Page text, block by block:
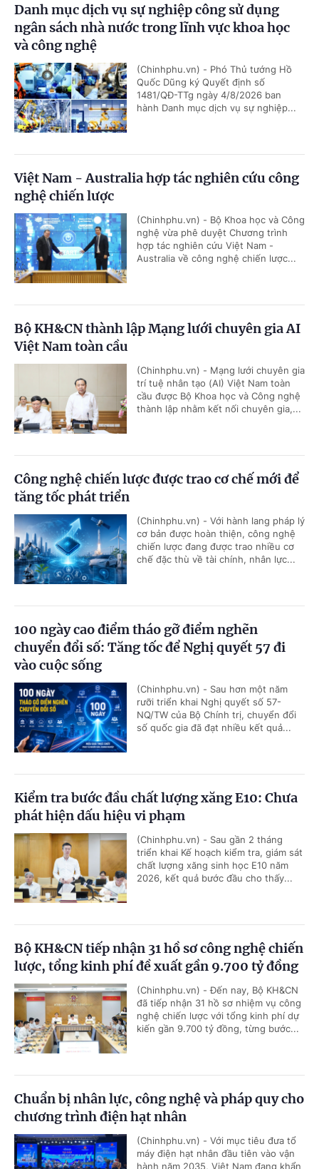
Danh mục dịch vụ sự nghiệp công sử dụng
ngân sách nhà nước trong lĩnh vực khoa học
và công nghệ
(Chinhphu.vn) - Phó Thủ tướng Hồ
Quốc Dũng ký Quyết định số
1481/QĐ-TTg ngày 4/8/2026 ban
hành Danh mục dịch vụ sự nghiệp...
Việt Nam - Australia hợp tác nghiên cứu công
nghệ chiến lược
(Chinhphu.vn) - Bộ Khoa học và Công
nghệ vừa phê duyệt Chương trình
hợp tác nghiên cứu Việt Nam -
Australia về công nghệ chiến lược...
Bộ KH&CN thành lập Mạng lưới chuyên gia AI
Việt Nam toàn cầu
(Chinhphu.vn) - Mạng lưới chuyên gia
trí tuệ nhân tạo (AI) Việt Nam toàn
cầu được Bộ Khoa học và Công nghệ
thành lập nhằm kết nối chuyên gia,...
Công nghệ chiến lược được trao cơ chế mới để
tăng tốc phát triển
(Chinhphu.vn) - Với hành lang pháp lý
cơ bản được hoàn thiện, công nghệ
chiến lược đang được trao nhiều cơ
chế đặc thù về tài chính, nhân lực...
100 ngày cao điểm tháo gỡ điểm nghẽn
chuyển đổi số: Tăng tốc để Nghị quyết 57 đi
vào cuộc sống
(Chinhphu.vn) - Sau hơn một năm
rưỡi triển khai Nghị quyết số 57-
NQ/TW của Bộ Chính trị, chuyển đổi
số quốc gia đã đạt nhiều kết quả...
Kiểm tra bước đầu chất lượng xăng E10: Chưa
phát hiện dấu hiệu vi phạm
(Chinhphu.vn) - Sau gần 2 tháng
triển khai Kế hoạch kiểm tra, giám sát
chất lượng xăng sinh học E10 năm
2026, kết quả bước đầu cho thấy...
Bộ KH&CN tiếp nhận 31 hồ sơ công nghệ chiến
lược, tổng kinh phí đề xuất gần 9.700 tỷ đồng
(Chinhphu.vn) - Đến nay, Bộ KH&CN
đã tiếp nhận 31 hồ sơ nhiệm vụ công
nghệ chiến lược với tổng kinh phí dự
kiến gần 9.700 tỷ đồng, từng bước...
Chuẩn bị nhân lực, công nghệ và pháp quy cho
chương trình điện hạt nhân
(Chinhphu.vn) - Với mục tiêu đưa tổ
máy điện hạt nhân đầu tiên vào vận
hành năm 2035, Việt Nam đang khẩn